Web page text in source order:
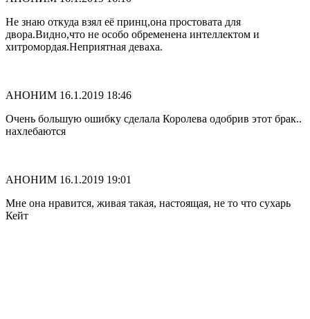
Не знаю откуда взял её принц,она простовата для
двора.Видно,что не особо обременена интеллектом и
хитромордая.Неприятная деваха.
АНОНИМ 16.1.2019 18:46
Очень большую ошибку сделала Королева одобрив этот брак..
нахлебаются
АНОНИМ 16.1.2019 19:01
Мне она нравится, живая такая, настоящая, не то что сухарь
Кейт